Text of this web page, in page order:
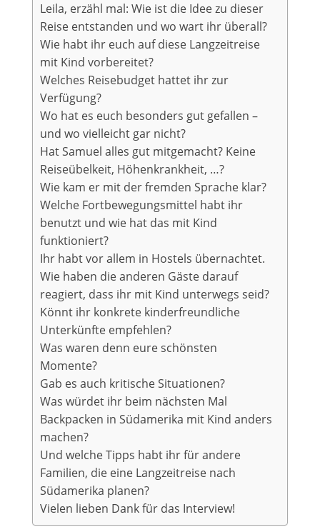
Leila, erzähl mal: Wie ist die Idee zu dieser
Reise entstanden und wo wart ihr überall?
Wie habt ihr euch auf diese Langzeitreise
mit Kind vorbereitet?
Welches Reisebudget hattet ihr zur
Verfügung?
Wo hat es euch besonders gut gefallen –
und wo vielleicht gar nicht?
Hat Samuel alles gut mitgemacht? Keine
Reiseübelkeit, Höhenkrankheit, …?
Wie kam er mit der fremden Sprache klar?
Welche Fortbewegungsmittel habt ihr
benutzt und wie hat das mit Kind
funktioniert?
Ihr habt vor allem in Hostels übernachtet.
Wie haben die anderen Gäste darauf
reagiert, dass ihr mit Kind unterwegs seid?
Könnt ihr konkrete kinderfreundliche
Unterkünfte empfehlen?
Was waren denn eure schönsten
Momente?
Gab es auch kritische Situationen?
Was würdet ihr beim nächsten Mal
Backpacken in Südamerika mit Kind anders
machen?
Und welche Tipps habt ihr für andere
Familien, die eine Langzeitreise nach
Südamerika planen?
Vielen lieben Dank für das Interview!